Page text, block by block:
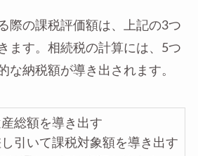
際の課税評価額は、上記の3つ
ます。相続税の計算には、5つ
な納税額が導き出されます。
産総額を導き出す
引いて課税対象額を導き出す